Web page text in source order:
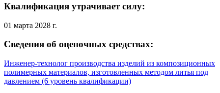
Квалификация утрачивает силу:
01 марта 2028 г.
Сведения об оценочных средствах:
Инженер-технолог производства изделий из композиционных
полимерных материалов, изготовленных методом литья под
давлением (6 уровень квалификации)